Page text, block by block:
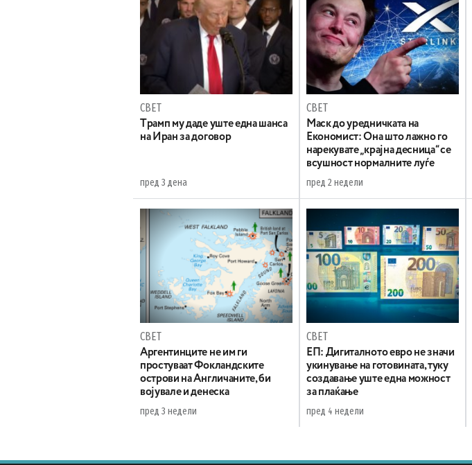
СВЕТ
Tрамп му даде уште една шанса
на Иран за договор
пред 3 дена
СВЕТ
Маск до уредничката на
Економист: Она што лажно го
нарекувате „крајна десница“ се
всушност нормалните луѓе
пред 2 недели
СВЕТ
Аргентинците не им ги
простуваат Фокландските
острови на Англичаните, би
војувале и денеска
пред 3 недели
СВЕТ
ЕП: Дигиталното евро не значи
укинување на готовината, туку
создавање уште една можност
за плаќање
пред 4 недели